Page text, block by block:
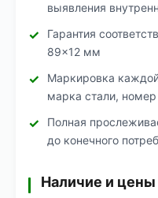
выявления
Гарантия
89×12 мм
Маркировка
марка стали, номер
Полная
до конечного
Наличие и цены